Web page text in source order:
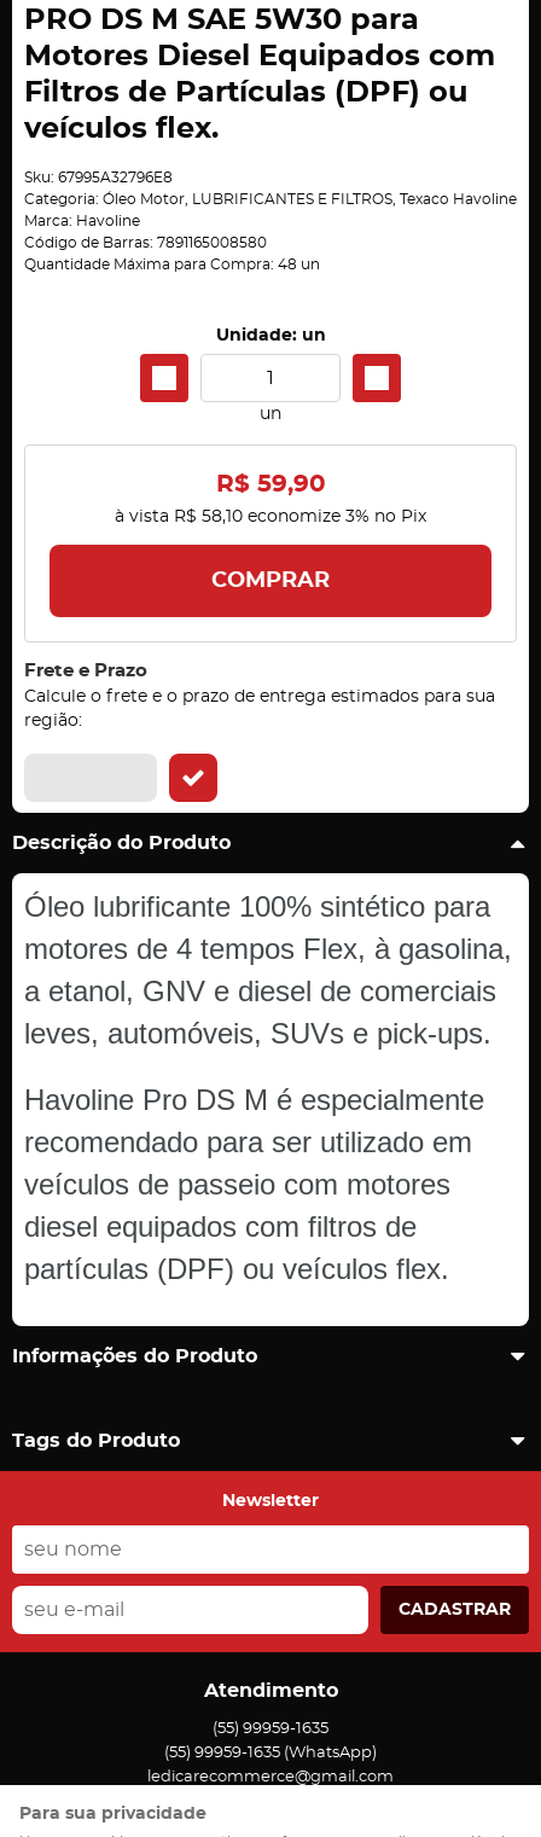
PRO DS M SAE 5W30 para
Motores Diesel Equipados com
Filtros de Partículas (DPF) ou
veículos flex.
Sku: 67995A32796E8
Categoria: Óleo Motor LUBRIFICANTES E FILTROS
Texaco Havoline
Marca: Havoline
Código de Barras: 7891165008580
Quantidade Máxima para Compra: 48 un
Unidade: un
un
R$ 59,90
à vista R$ 58,10 economize 3% no Pix
COMPRAR
Frete e Prazo
Calcule o frete e o prazo de entrega estimados para sua
região:
Descrição do Produto
Óleo lubrificante 100% sintético para
motores de 4 tempos Flex, à gasolina,
a etanol, GNV e diesel de comerciais
leves, automóveis, SUVs e pick-ups.
Havoline Pro DS M é especialmente
recomendado para ser utilizado em
veículos de passeio com motores
diesel equipados com filtros de
partículas (DPF) ou veículos flex.
Informações do Produto
Tags do Produto
Newsletter
CADASTRAR
Atendimento
(55) 99959-1635
(55) 99959-1635 (WhatsApp)
ledicarecommerce@gmail.com
Para sua privacidade